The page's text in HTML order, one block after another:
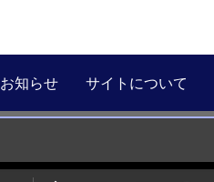
お知らせ サイトについて